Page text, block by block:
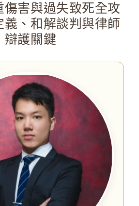
傷害與過失致死全攻
義、和解談判與律師
辯護關鍵